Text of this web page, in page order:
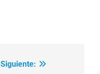
Siguiente: